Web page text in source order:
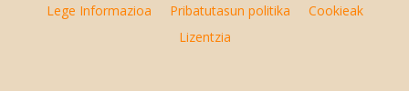
Lege Informazioa Pribatutasun politika
Cookieak
Lizentzia